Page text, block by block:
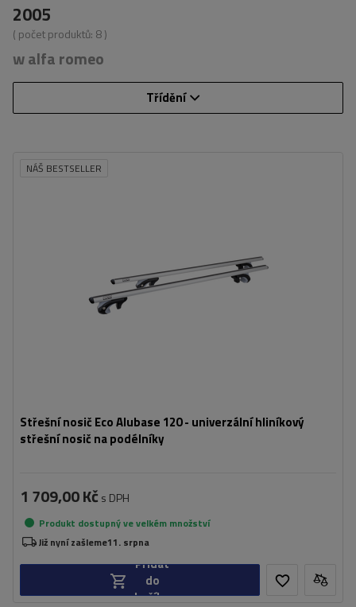
2005
( počet produktů: 8)
w alfa romeo
Třídění
NÁŠ BESTSELLER
Střešní nosič Eco Alubase 120 - univerzální hliníkový
střešní nosič na podélníky
1 709,00 Kč s DPH
Produkt dostupný ve velkém množství
Již nyní zašleme11. srpna
Přidat
do
košíku